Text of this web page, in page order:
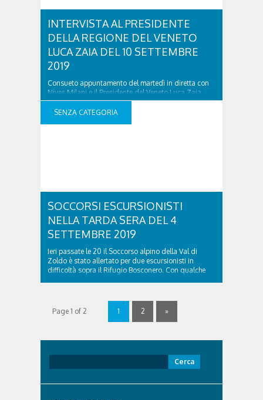
INTERVISTA AL PRESIDENTE
DELLA REGIONE DEL VENETO
LUCA ZAIA DEL 10 SETTEMBRE
2019
Consueto appuntamento del martedì in diretta con
Nives Milani e il Presidente del Veneto Luca Zaia.
Ascolta l’intervista dal lettore sottostante:
INTERVISTA AL PRESIDENTE DELLA REGIONE DEL
SENZA CATEGORIA
SOCCORSI ESCURSIONISTI
NELLA TARDA SERA DEL 4
SETTEMBRE 2019
Ieri passate le 20 il Soccorso alpino della Val di
Zoldo è stato allertato per due escursionisti in
difficoltà sopra il Rifugio Bosconero. Con qualche
un’oretta e mezza ..
Page 1 of 2 1 2 »
per: